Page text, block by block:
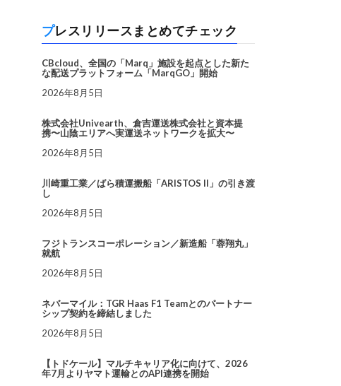
プレスリリースまとめてチェック
CBcloud、全国の「Marq」施設を起点とした新た
な配送プラットフォーム「MarqGO」開始
2026年8月5日
株式会社Univearth、倉吉運送株式会社と資本提
携〜山陰エリアへ実運送ネットワークを拡大〜
2026年8月5日
川崎重工業／ばら積運搬船「ARISTOS II」の引き渡
し
2026年8月5日
フジトランスコーポレーション／新造船「蓉翔丸」
就航
2026年8月5日
ネバーマイル：TGR Haas F1 Teamとのパートナー
シップ契約を締結しました
2026年8月5日
【トドケール】マルチキャリア化に向けて、2026
年7月よりヤマト運輸とのAPI連携を開始